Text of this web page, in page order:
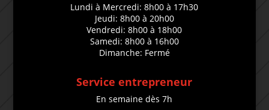
Lundi à Mercredi: 8h00 à 17h30
Jeudi: 8h00 à 20h00
Vendredi: 8h00 à 18h00
Samedi: 8h00 à 16h00
Dimanche: Fermé
Service entrepreneur
En semaine dès 7h